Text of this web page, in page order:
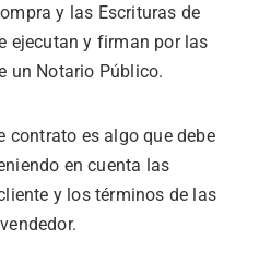
y las Escrituras de
ejecutan y firman por las
un Notario Público.
contrato es algo que debe
en cuenta las
y los términos de las